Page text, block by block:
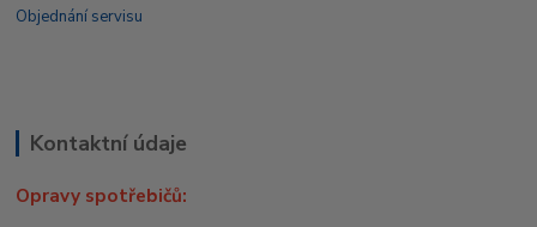
Objednání servisu
Kontaktní údaje
Opravy spotřebičů: